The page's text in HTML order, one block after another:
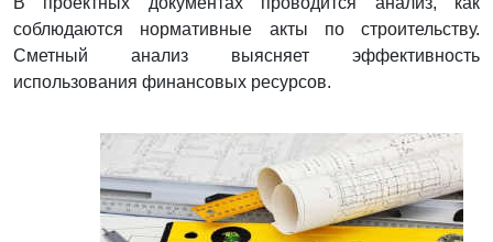
соблюдаются нормативные акты по строительству.
Сметный анализ выясняет эффективность
использования финансовых ресурсов.